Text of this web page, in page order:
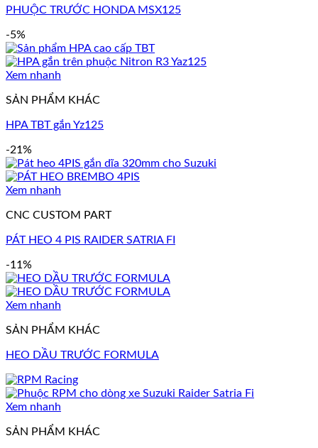
PHUỘC TRƯỚC HONDA MSX125
-5%
Xem nhanh
SẢN PHẨM KHÁC
HPA TBT gắn Yz125
-21%
Xem nhanh
CNC CUSTOM PART
PÁT HEO 4 PIS RAIDER SATRIA FI
-11%
Xem nhanh
SẢN PHẨM KHÁC
HEO DẦU TRƯỚC FORMULA
Xem nhanh
SẢN PHẨM KHÁC